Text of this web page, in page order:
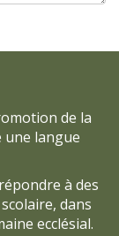
de la
une langue
à des
dans
ecclésial.